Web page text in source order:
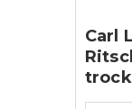
Carl